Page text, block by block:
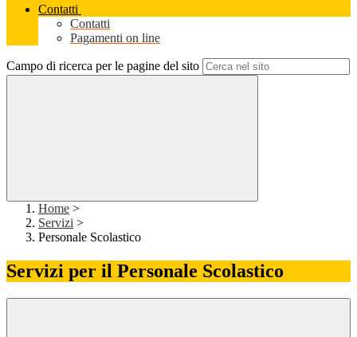
Contatti
Contatti
Pagamenti on line
Campo di ricerca per le pagine del sito
Home >
Servizi >
Personale Scolastico
Servizi per il Personale Scolastico